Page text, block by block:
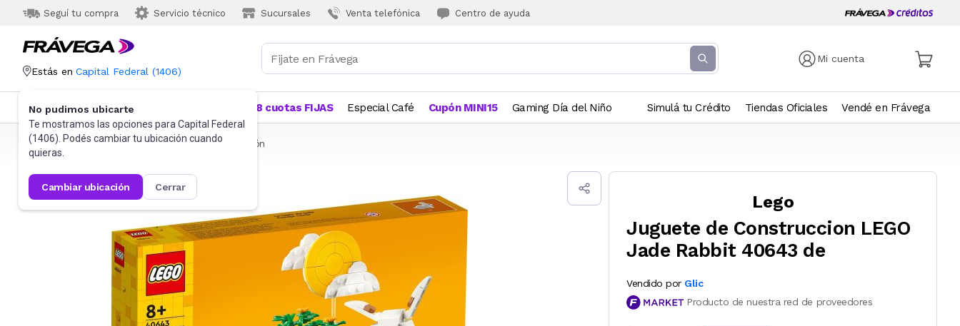
Seguí tu compra Servicio técnico Sucursales Venta telefónica Centro de ayuda
Mi cuenta
Estás en Capital Federal (1406)
No pudimos ubicarte
Te mostramos las opciones para Capital Federal
(1406). Podés cambiar tu ubicación cuando
quieras.
cambiar ubicación cerrar
Categorías Más Vendidos 18 cuotas FIJAS Especial Café Cupón MINI15 Gaming Día del Niño Simulá tu Crédito Tiendas Oficiales Vendé en Frávega
Frávega Juguetes y Juegos Bloques y Construcción
Lego
Juguete de Construccion LEGO
Jade Rabbit 40643 de
Vendido por Glic
Producto de nuestra red de proveedores